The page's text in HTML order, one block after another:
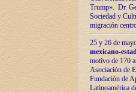
Trump». Dr.
Sociedad y
migración
25 y 26 de
mexicano-
motivo de 170
Asociación de
Fundación de
Latinoamérica